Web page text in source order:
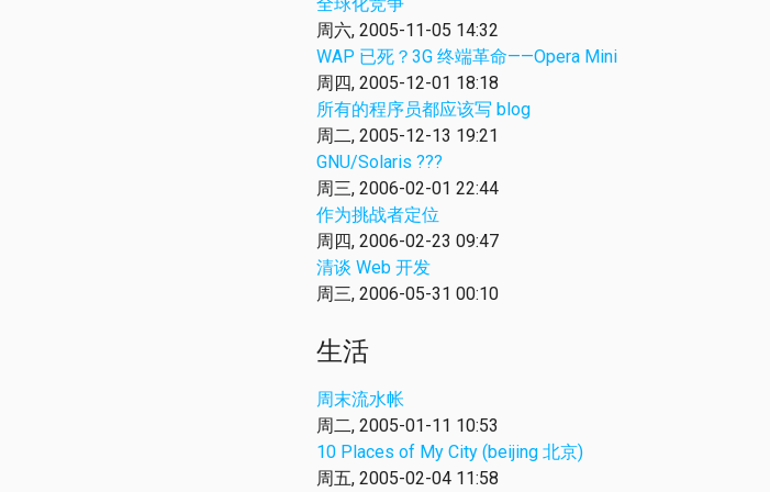
周六, 2005-11-05 14:32
WAP 已死？3G 终端革命——Opera Mini
周四, 2005-12-01 18:18
所有的程序员都应该写 blog
周二, 2005-12-13 19:21
GNU/Solaris ???
周三, 2006-02-01 22:44
作为挑战者定位
周四, 2006-02-23 09:47
清谈 Web 开发
周三, 2006-05-31 00:10
生活
周末流水帐
周二, 2005-01-11 10:53
10 Places of My City (beijing 北京)
周五, 2005-02-04 11:58